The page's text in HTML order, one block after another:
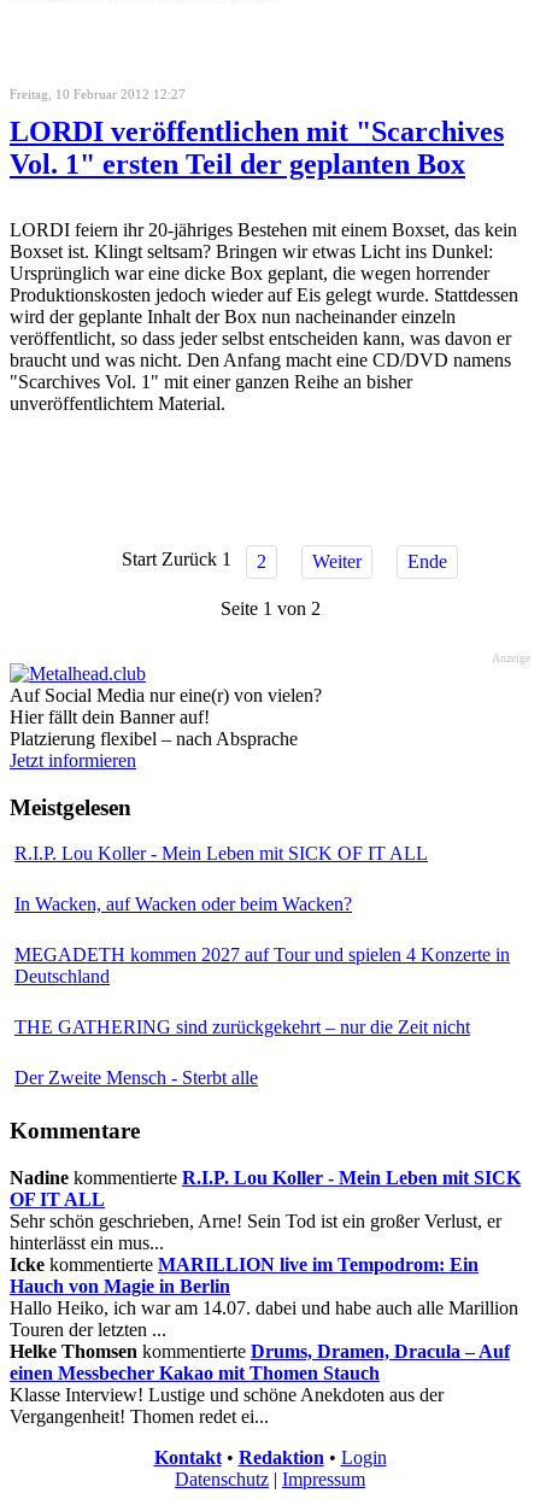
Freitag, 10 Februar 2012 12:27
LORDI veröffentlichen mit "Scarchives
Vol. 1" ersten Teil der geplanten Box
LORDI feiern ihr 20-jähriges Bestehen mit einem Boxset, das kein
Boxset ist. Klingt seltsam? Bringen wir etwas Licht ins Dunkel:
Ursprünglich war eine dicke Box geplant, die wegen horrender
Produktionskosten jedoch wieder auf Eis gelegt wurde. Stattdessen
wird der geplante Inhalt der Box nun nacheinander einzeln
veröffentlicht, so dass jeder selbst entscheiden kann, was davon er
braucht und was nicht. Den Anfang macht eine CD/DVD namens
"Scarchives Vol. 1" mit einer ganzen Reihe an bisher
unveröffentlichtem Material.
Start Zurück 1 2 Weiter Ende
Seite 1 von 2
Anzeige
Auf Social Media nur eine(r) von vielen?
Hier fällt dein Banner auf!
Platzierung flexibel – nach Absprache
Jetzt informieren
Meistgelesen
R.I.P. Lou Koller - Mein Leben mit SICK OF IT ALL
In Wacken, auf Wacken oder beim Wacken?
MEGADETH kommen 2027 auf Tour und spielen 4 Konzerte in
Deutschland
THE GATHERING sind zurückgekehrt – nur die Zeit nicht
Der Zweite Mensch - Sterbt alle
Kommentare
Nadine kommentierte R.I.P. Lou Koller - Mein Leben mit SICK
OF IT ALL
Sehr schön geschrieben, Arne! Sein Tod ist ein großer Verlust, er
hinterlässt ein mus...
Icke kommentierte MARILLION live im Tempodrom: Ein
Hauch von Magie in Berlin
Hallo Heiko, ich war am 14.07. dabei und habe auch alle Marillion
Touren der letzten ...
Helke Thomsen kommentierte Drums, Dramen, Dracula – Auf
einen Messbecher Kakao mit Thomen Stauch
Klasse Interview! Lustige und schöne Anekdoten aus der
Vergangenheit! Thomen redet ei...
Kontakt• Redaktion • Login
Datenschutz | Impressum